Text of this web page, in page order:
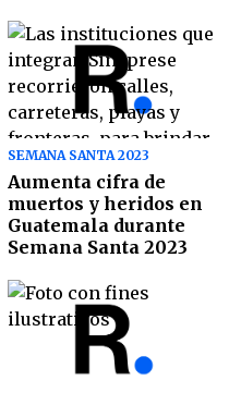
SEMANA SANTA 2023
Aumenta cifra de
muertos y heridos en
Guatemala durante
Semana Santa 2023